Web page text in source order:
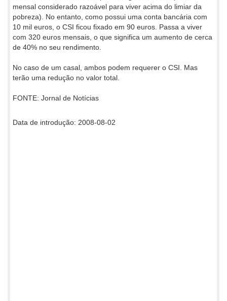
mensal considerado razoável para viver acima do limiar da
pobreza). No entanto, como possui uma conta bancária com
10 mil euros, o CSI ficou fixado em 90 euros. Passa a viver
com 320 euros mensais, o que significa um aumento de cerca
de 40% no seu rendimento.
No caso de um casal, ambos podem requerer o CSI. Mas
terão uma redução no valor total.
FONTE: Jornal de Notícias
Data de introdução: 2008-08-02